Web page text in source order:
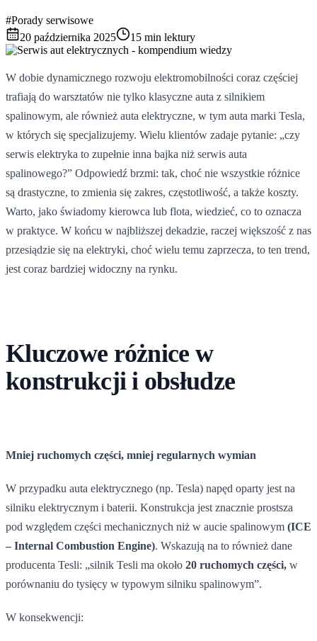
#Porady serwisowe
20 października 2025
15 min lektury
W dobie dynamicznego rozwoju elektromobilności coraz częściej
trafiają do warsztatów nie tylko klasyczne auta z silnikiem
spalinowym, ale również auta elektryczne, w tym auta marki Tesla,
w których się specjalizujemy. Wielu klientów zadaje pytanie: „czy
serwis elektryka to zupełnie inna bajka niż serwis auta
spalinowego?” Odpowiedź brzmi: tak, choć nie wszystkie różnice
są drastyczne, to zmienia się zakres, częstotliwość, a także koszty.
Warto, jako świadomy kierowca lub flota, wiedzieć, co to oznacza
w praktyce. W końcu w najbliższej dekadzie, raczej większość z nas
przesiądzie się na elektryki, choć wielu temu zaprzecza, to ten trend,
jest coraz bardziej widoczny na rynku.
Kluczowe różnice w
konstrukcji i obsłudze
Mniej ruchomych części, mniej regularnych wymian
W przypadku auta elektrycznego (np. Tesla) napęd oparty jest na
silniku elektrycznym i baterii. Konstrukcja jest znacznie prostsza
pod względem części mechanicznych niż w aucie spalinowym (ICE
– Internal Combustion Engine). Wskazują na to również dane
producenta Tesli: „silnik Tesli ma około 20 ruchomych części, w
porównaniu do tysięcy w typowym silniku spalinowym”.
W konsekwencji: